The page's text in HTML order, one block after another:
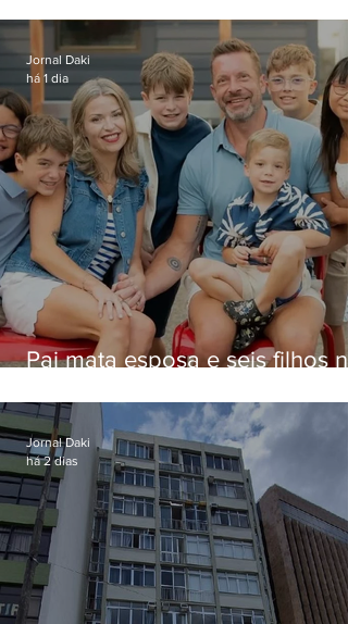
Niterói
Pai mata esposa e seis filhos
Jornal Daki
há 1 dia
Jornal Daki
há 2 dias